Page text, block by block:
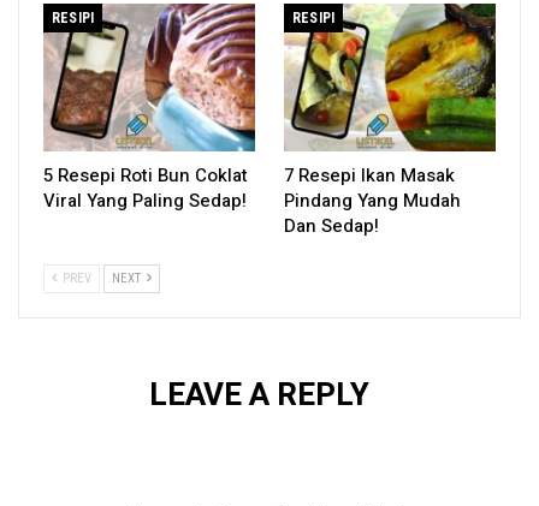
RESIPI
5 Resepi Roti Bun Coklat
Viral Yang Paling Sedap!
RESIPI
7 Resepi Ikan Masak
Pindang Yang Mudah
Dan Sedap!
PREV NEXT
LEAVE A REPLY